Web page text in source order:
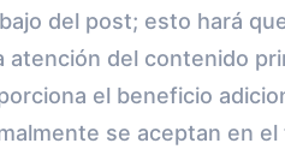
del post; esto hará
del contenido
el beneficio
se aceptan en